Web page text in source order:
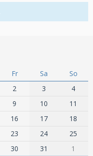
Fr Sa
So
2 3
4
9 10
11
16 17
18
23 24
25
30 31 1